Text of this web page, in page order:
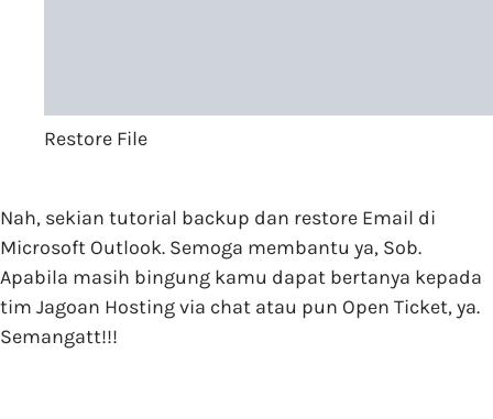
Restore File
Nah, sekian tutorial backup dan restore Email di
Microsoft Outlook. Semoga membantu ya, Sob.
Apabila masih bingung kamu dapat bertanya kepada
tim Jagoan Hosting via chat atau pun Open Ticket, ya.
Semangatt!!!